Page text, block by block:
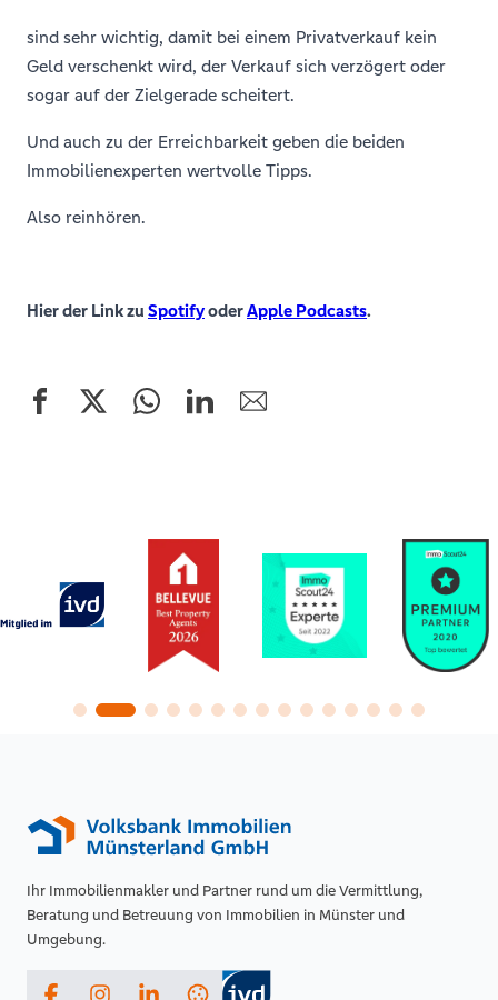
sind sehr wichtig, damit bei einem Privatverkauf kein
Geld verschenkt wird, der Verkauf sich verzögert oder
sogar auf der Zielgerade scheitert.
Und auch zu der Erreichbarkeit geben die beiden
Immobilienexperten wertvolle Tipps.
Also reinhören.
Hier der Link zu SpotifyoderApple Podcasts.
Ihr Immobilienmakler und Partner rund um die Vermittlung,
Beratung und Betreuung von Immobilien in Münster und
Umgebung.